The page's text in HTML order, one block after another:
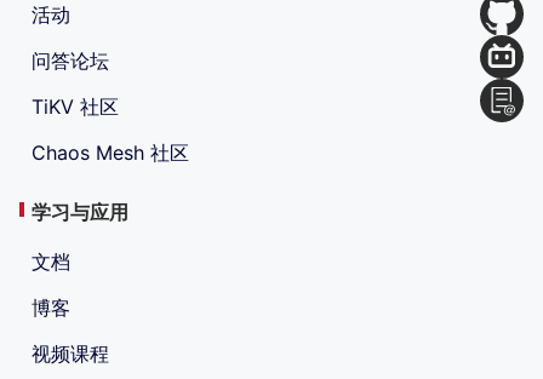
活动
问答论坛
TiKV 社区
Chaos Mesh 社区
学习与应用
文档
博客
视频课程